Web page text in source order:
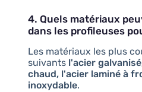
4. Quels matériaux
dans les profileuses
Les matériaux les plus
suivants l'acier
chaud, l'acier laminé à
inoxydable.